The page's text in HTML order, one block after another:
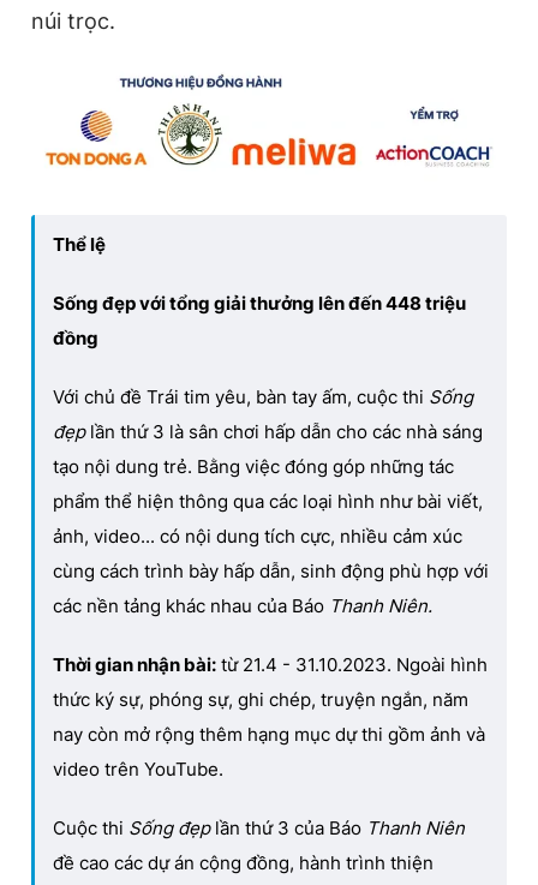
núi trọc.
Thể lệ
Sống đẹp với tổng giải thưởng lên đến 448 triệu
đồng
Với chủ đề Trái tim yêu, bàn tay ấm, cuộc thi Sống
đẹplần thứ 3 là sân chơi hấp dẫn cho các nhà sáng
tạo nội dung trẻ. Bằng việc đóng góp những tác
phẩm thể hiện thông qua các loại hình như bài viết,
ảnh, video... có nội dung tích cực, nhiều cảm xúc
cùng cách trình bày hấp dẫn, sinh động phù hợp với
các nền tảng khác nhau của Báo Thanh Niên.
Thời gian nhận bài: từ 21.4 - 31.10.2023. Ngoài hình
thức ký sự, phóng sự, ghi chép, truyện ngắn, năm
nay còn mở rộng thêm hạng mục dự thi gồm ảnh và
video trên YouTube.
Cuộc thi Sống đẹplần thứ 3 của Báo Thanh Niên
đề cao các dự án cộng đồng, hành trình thiện